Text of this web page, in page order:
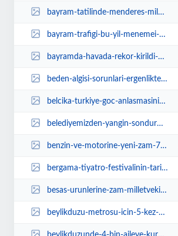
bayram-tatilinde-menderes-milyonlari-agirladi-sXAVm3QT.jpg
bayram-trafigi-bu-yil-menemei-yormadi-5jEWRBVw.jpg
bayramda-havada-rekor-kirildi-9scd7iaK.jpg
beden-algisi-sorunlari-ergenlikte-basliyor-psUI1U99.jpg
belcika-turkiye-goc-anlasmasinin-60-yili-kutlaniyor-5dTt4Nri.jpg
belediyemizden-yangin-sondurme-calismalarina-destek-tmaKULFf.jpg
benzin-ve-motorine-yeni-zam-7P9RZDrx.jpg
bergama-tiyatro-festivalinin-tarihleri-belli-oldu-4wuiQgHC.jpg
besas-urunlerine-zam-milletvekili-ozenden-besas-tepkisi-MdqF6urT.jpg
beylikduzu-metrosu-icin-5-kez-onay-istedi-rz2UKZ3F.jpg